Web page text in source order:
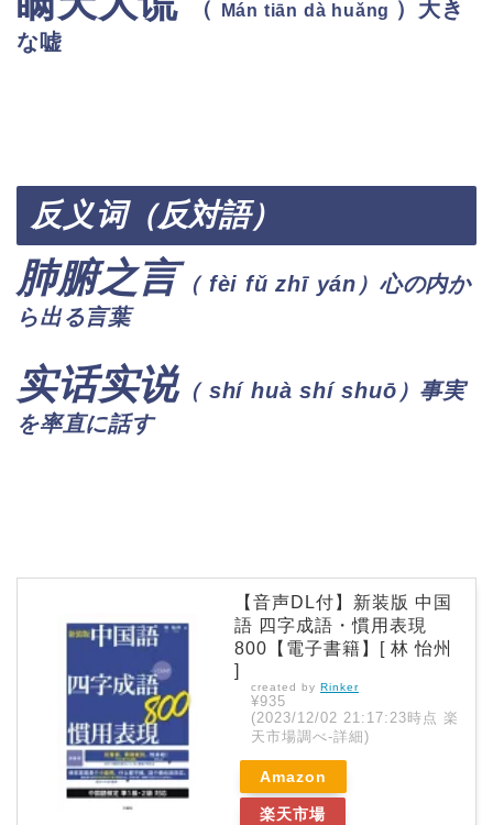
（ Mán tiān dà huǎng ）大き
な嘘
反义词（反対語）
肺腑之言 （ fèi fǔ zhī yán ）心の内か
ら出る言葉
实话实说（ shí huà shí shuō ）事実
を率直に話す
【音声DL付】新装版 中国
語 四字成語・慣用表現
800【電子書籍】[ 林 怡州
]
created by Rinker
¥935
(2023/12/02 21:17:23時点 楽
天市場調べ-詳細)
Amazon
楽天市場